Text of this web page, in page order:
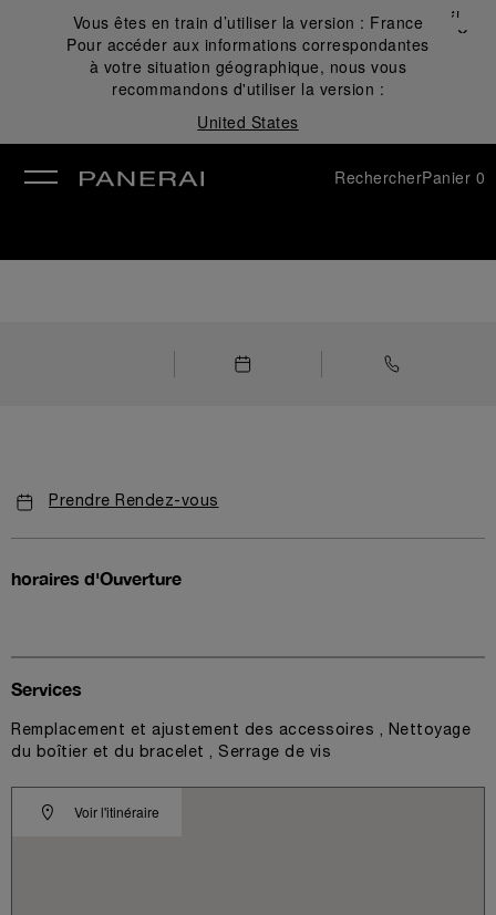
Vous êtes en train d’utiliser la version : France
Pour accéder aux informations correspondantes
à votre situation géographique, nous vous
recommandons d'utiliser la version :
United States
Fermer
✕
RechercherPanier 0
Prendre Rendez-vous
horaires d'Ouverture
Voir l'itinéraire
Services
Remplacement et ajustement des accessoires , Nettoyage
du boîtier et du bracelet , Serrage de vis